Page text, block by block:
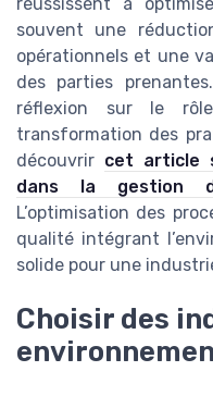
souvent une
opérationnels et une
des parties
réflexion sur le
transformation des
découvrir cet article
dans la gestion
L’optimisation des
qualité intégrant
solide pour une
Choisir des